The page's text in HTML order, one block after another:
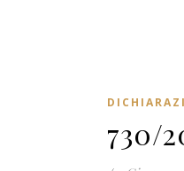
730/